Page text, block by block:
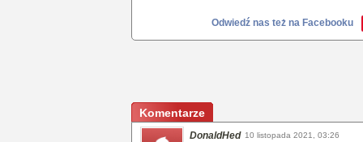
Odwiedź nas też na Facebooku
Komentarze
DonaldHed 10 listopada 2021, 03:26